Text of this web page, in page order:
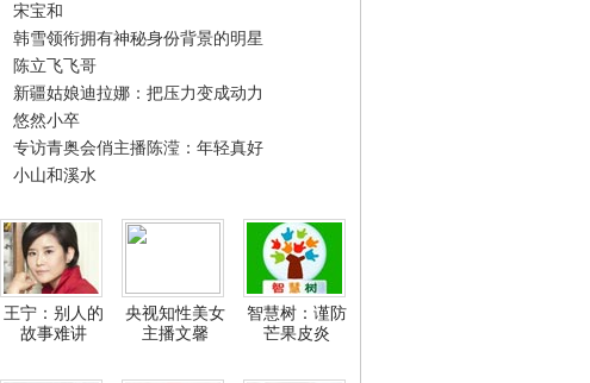
宋宝和
韩雪领衔拥有神秘身份背景的明星
陈立飞飞哥
新疆姑娘迪拉娜：把压力变成动力
悠然小卒
专访青奥会俏主播陈滢：年轻真好
小山和溪水
王宁：别人的
故事难讲
央视知性美女
主播文馨
智慧树：谨防
芒果皮炎